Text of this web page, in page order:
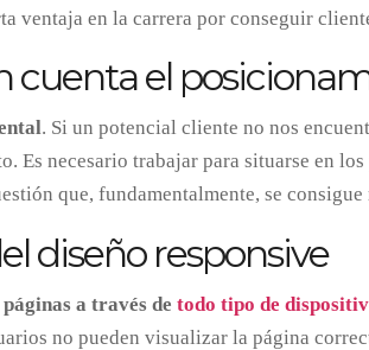
ventaja en la carrera por conseguir
cuenta el
. Si un potencial cliente no nos
Es necesario trabajar para situarse en
que, fundamentalmente, se consigue
diseño responsive
a través de todo tipo de
no pueden visualizar la página